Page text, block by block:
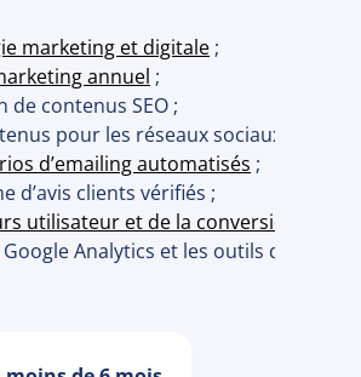
marketing et digitale ;
annuel ;
contenus SEO ;
pour les réseaux sociaux ;
d’emailing automatisés ;
d’avis clients vérifiés ;
utilisateur et de la conversion
Analytics et les outils de